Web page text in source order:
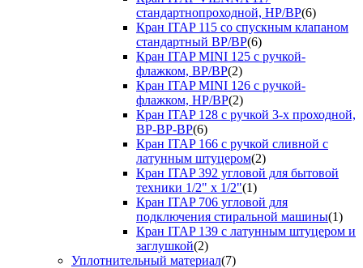
стандартнопроходной, НР/ВР(6)
Кран ITAP 115 со спускным клапаном
стандартный ВР/ВР(6)
Кран ITAP MINI 125 с ручкой-
флажком, ВР/ВР(2)
Кран ITAP MINI 126 с ручкой-
флажком, НР/ВР(2)
Кран ITAP 128 с ручкой 3-х проходной,
ВР-ВР-ВР(6)
Кран ITAP 166 с ручкой сливной с
латунным штуцером(2)
Кран ITAP 392 угловой для бытовой
техники 1/2" х 1/2"(1)
Кран ITAP 706 угловой для
подключения стиральной машины(1)
Кран ITAP 139 с латунным штуцером и
заглушкой(2)
Уплотнительный материал(7)